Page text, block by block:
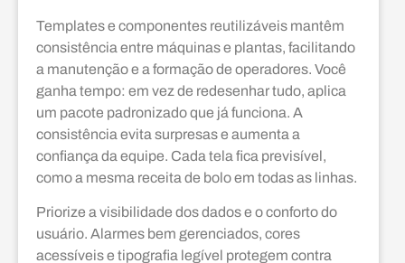
Templates e componentes reutilizáveis mantêm
consistência entre máquinas e plantas, facilitando
a manutenção e a formação de operadores. Você
ganha tempo: em vez de redesenhar tudo, aplica
um pacote padronizado que já funciona. A
consistência evita surpresas e aumenta a
confiança da equipe. Cada tela fica previsível,
como a mesma receita de bolo em todas as linhas.
Priorize a visibilidade dos dados e o conforto do
usuário. Alarmes bem gerenciados, cores
acessíveis e tipografia legível protegem contra